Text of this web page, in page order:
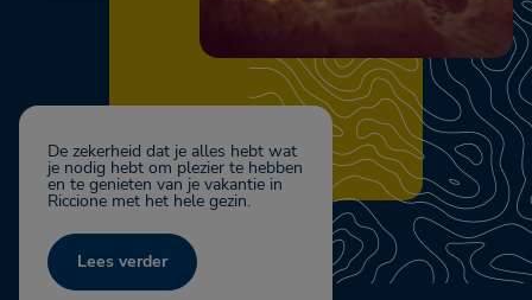
De zekerheid dat je alles hebt wat
je nodig hebt om plezier te hebben
en te genieten van je vakantie in
Riccione met het hele gezin.
Lees verder